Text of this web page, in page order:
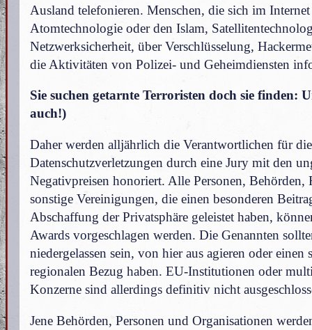
Ausland telefonieren. Menschen, die sich im
Atomtechnologie oder den Islam,
Netzwerksicherheit, über Verschlüsselung,
die Aktivitäten von Polizei- und Geheimdiensten
Sie suchen getarnte Terroristen doch sie finden:
auch!)
Daher werden alljährlich die Verantwortlichen für
Datenschutzverletzungen durch eine Jury mit den
Negativpreisen honoriert. Alle Personen, Behörden,
sonstige Vereinigungen, die einen besonderen
Abschaffung der Privatsphäre geleistet haben,
Awards vorgeschlagen werden. Die Genannten
niedergelassen sein, von hier aus agieren oder einen
regionalen Bezug haben. EU-Institutionen oder
Konzerne sind allerdings definitiv nicht
Jene Behörden, Personen und Organisationen